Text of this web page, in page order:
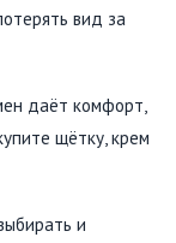
вид за
даёт комфорт,
щётку, крем
и